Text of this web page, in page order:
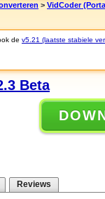
> VidCoder
de v5.21 (laatste stabiele
Beta
Reviews